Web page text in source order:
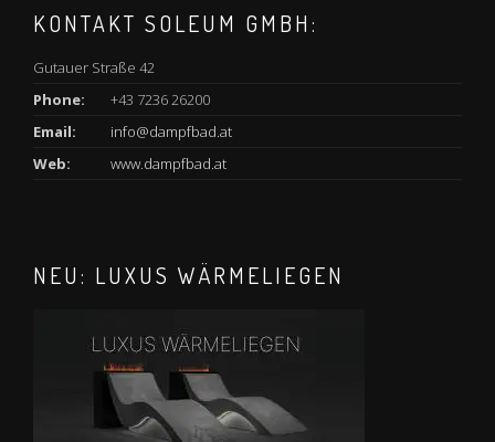
KONTAKT SOLEUM GMBH:
Gutauer Straße 42
Phone:
+43 7236 26200
Email:
info@dampfbad.at
Web:
www.dampfbad.at
NEU: LUXUS WÄRMELIEGEN